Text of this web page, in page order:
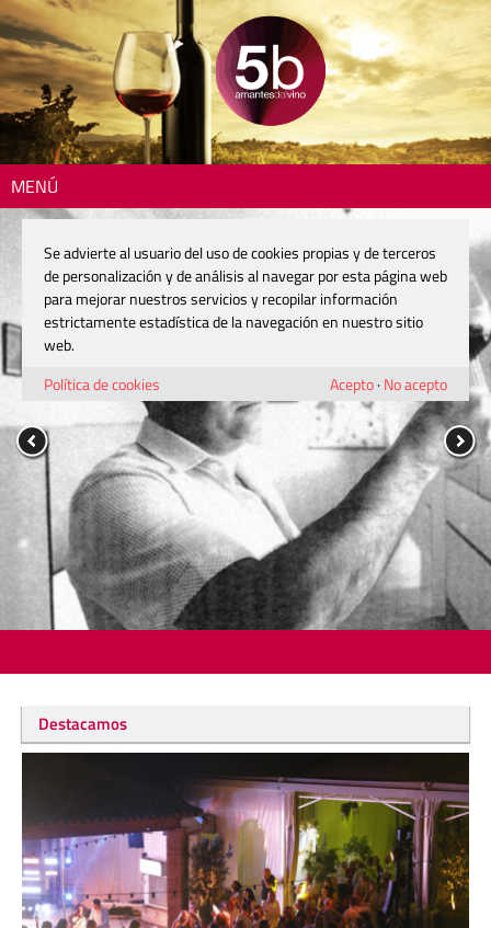
MENÚ
Destacamos
Se advierte al usuario del uso de cookies propias y de terceros
de personalización y de análisis al navegar por esta página web
para mejorar nuestros servicios y recopilar información
estrictamente estadística de la navegación en nuestro sitio
web.
Política de cookies
Acepto· No acepto